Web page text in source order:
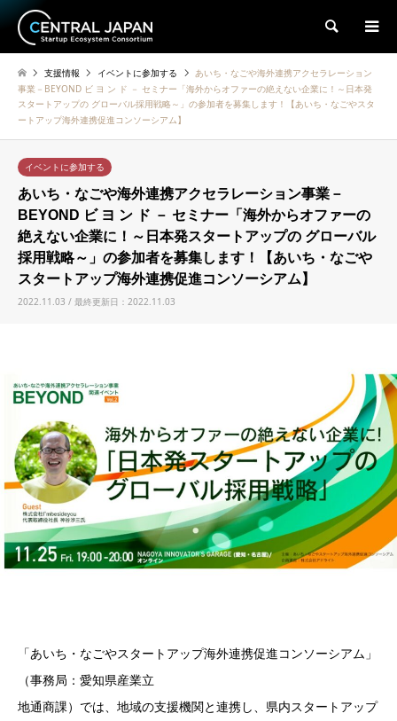
検索
支援情報 イベントに参加する
あいち・なごや海外連携アクセラレーション
事業－BEYOND ビ ヨ ン ド － セミナー「海外からオファーの絶えない企業に！～日本発
スタートアップの グローバル採用戦略～」の参加者を募集します！【あいち・なごやスタ
ートアップ海外連携促進コンソーシアム】
イベントに参加する
あいち・なごや海外連携アクセラレーション事業－
BEYOND ビ ヨ ン ド － セミナー「海外からオファーの
絶えない企業に！～日本発スタートアップの グローバル
採用戦略～」の参加者を募集します！【あいち・なごや
スタートアップ海外連携促進コンソーシアム】
2022.11.03 / 最終更新日：2022.11.03
「あいち・なごやスタートアップ海外連携促進コンソーシアム」
（事務局：愛知県産業立
地通商課）では、地域の支援機関と連携し、県内スタートアップ